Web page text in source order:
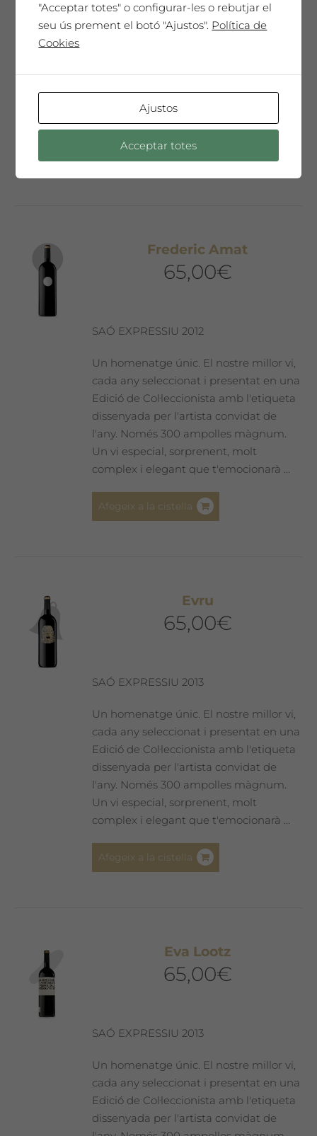
Un homenatge únic. El nostre millor vi,
cada any seleccionat i presentat en una
elegant que t'emocionarà ...
Afegeix a la cistella
Frederic Amat
65,00€
SAÓ EXPRESSIU 2012
Un homenatge únic. El nostre millor vi,
cada any seleccionat i presentat en una
Edició de Col·leccionista amb l'etiqueta
dissenyada per l'artista convidat de
l'any. Només 300 ampolles màgnum.
Un vi especial, sorprenent, molt
complex i elegant que t'emocionarà ...
Afegeix a la cistella
Evru
65,00€
SAÓ EXPRESSIU 2013
Un homenatge únic. El nostre millor vi,
cada any seleccionat i presentat en una
Edició de Col·leccionista amb l'etiqueta
dissenyada per l'artista convidat de
l'any. Només 300 ampolles màgnum.
Un vi especial, sorprenent, molt
complex i elegant que t'emocionarà ...
Afegeix a la cistella
Eva Lootz
65,00€
SAÓ EXPRESSIU 2013
Un homenatge únic. El nostre millor vi,
cada any seleccionat i presentat en una
Edició de Col·leccionista amb l'etiqueta
dissenyada per l'artista convidat de
"Acceptar totes" o configurar-les o rebutjar el
seu ús prement el botó "Ajustos". Política de
Cookies
Ajustos
Acceptar totes